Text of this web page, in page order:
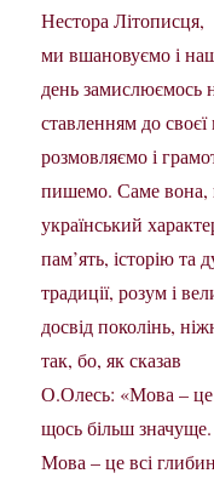
Нестора Літописця,
ми вшановуємо і
день замислюємось
ставленням до
розмовляємо і
пишемо. Саме вона,
український
пам’ять, історію та
традиції, розум і
досвід поколінь,
так, бо, як сказав
О.Олесь: «Мова – це
щось більш значуще.
Мова – це всі